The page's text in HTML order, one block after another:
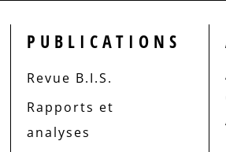
PUBLICATIONS
Revue B.I.S.
Rapports et
analyses